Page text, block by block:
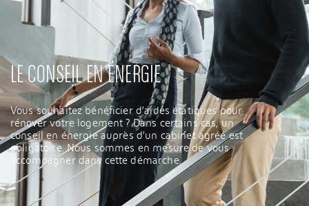
LE CONSEIL EN ÉNERGIE
Vous souhaitez bénéficier d’aides étatiques pour
rénover votre logement ? Dans certains cas, un
conseil en énergie auprès d’un cabinet agréé est
obligatoire. Nous sommes en mesure de vous
accompagner dans cette démarche.